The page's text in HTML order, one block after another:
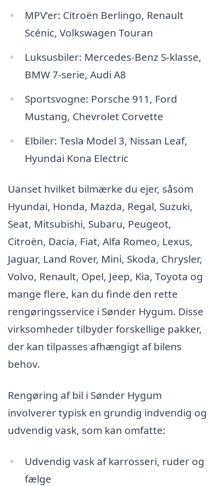
MPV’er: Citroën Berlingo, Renault
Scénic, Volkswagen Touran
Luksusbiler: Mercedes-Benz S-klasse,
BMW 7-serie, Audi A8
Sportsvogne: Porsche 911, Ford
Mustang, Chevrolet Corvette
Elbiler: Tesla Model 3, Nissan Leaf,
Hyundai Kona Electric
Uanset hvilket bilmærke du ejer, såsom
Hyundai, Honda, Mazda, Regal, Suzuki,
Seat, Mitsubishi, Subaru, Peugeot,
Citroën, Dacia, Fiat, Alfa Romeo, Lexus,
Jaguar, Land Rover, Mini, Skoda, Chrysler,
Volvo, Renault, Opel, Jeep, Kia, Toyota og
mange flere, kan du finde den rette
rengøringsservice i Sønder Hygum. Disse
virksomheder tilbyder forskellige pakker,
der kan tilpasses afhængigt af bilens
behov.
Rengøring af bil i Sønder Hygum
involverer typisk en grundig indvendig og
udvendig vask, som kan omfatte:
Udvendig vask af karrosseri, ruder og
fælge